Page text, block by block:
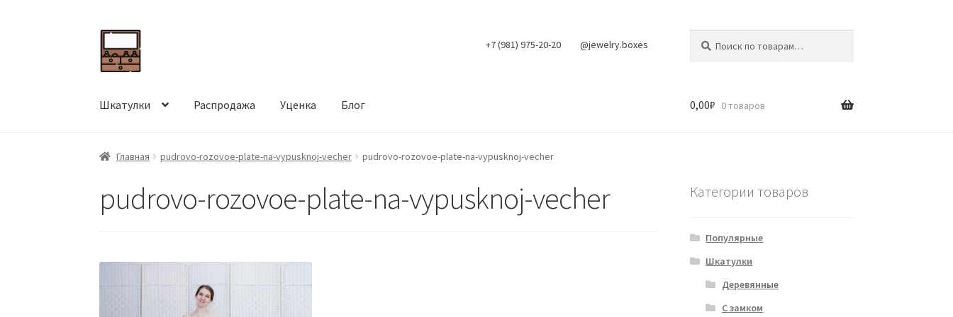
Перейти
к
навигации
Перейти
к
содержимому
+7 (981) 975-20-20 @jewelry.boxes
Шкатулки Распродажа Уценка Блог 0,00₽ 0 товаров
Главная pudrovo-rozovoe-plate-na-vypusknoj-vecher pudrovo-rozovoe-plate-na-vypusknoj-vecher
pudrovo-rozovoe-plate-na-vypusknoj-vecher Категории товаров
Популярные
Шкатулки
Деревянные
С замком